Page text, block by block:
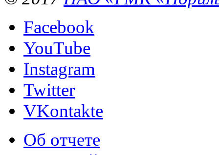
Facebook
YouTube
Instagram
Twitter
VKontakte
Об отчете